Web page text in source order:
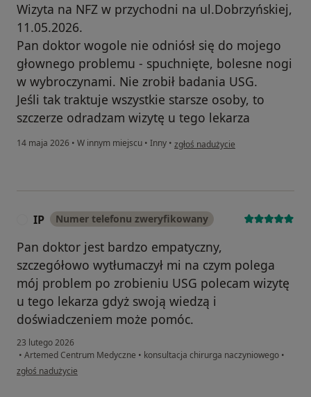
Wizyta na NFZ w przychodni na ul.Dobrzyńskiej,
11.05.2026.
Pan doktor wogole nie odniósł się do mojego
głownego problemu - spuchnięte, bolesne nogi
w wybroczynami. Nie zrobił badania USG.
Jeśli tak traktuje wszystkie starsze osoby, to
szczerze odradzam wizytę u tego lekarza
14 maja 2026 • W innym miejscu • Inny • w opinii użytkownika H.J.
zgłoś nadużycie
IP Numer telefonu zweryfikowany
Pan doktor jest bardzo empatyczny,
szczegółowo wytłumaczył mi na czym polega
mój problem po zrobieniu USG polecam wizytę
u tego lekarza gdyż swoją wiedzą i
doświadczeniem może pomóc.
23 lutego 2026
• Artemed Centrum Medyczne • konsultacja chirurga naczyniowego •
w opinii użytkownika IP
zgłoś nadużycie